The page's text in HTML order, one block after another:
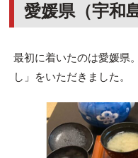
愛媛県（宇和
最初に着いたのは愛媛県
し」をいただきました。